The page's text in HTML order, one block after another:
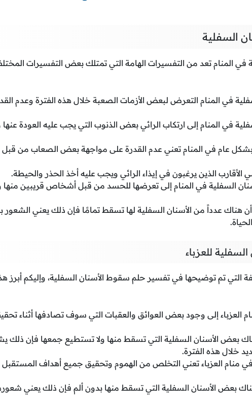
السفلية
المنام تعد من التفسيرات الهامة التي تمتلك بعض التفسيرات
في المنام التعرض لبعض الأزمات الصعبة خلال هذه الفترة وعدم
في المنام إلى ارتكاب الرائي بعض الذنوب التي يجب عليه العودة
عام في المنام تعني عدم القدرة على مواجهة بعض الصعاب من قبل
الأقارب الذين يرغبون في إيذاء الرائي ويجب عليه أخذ الحذر والحيطة.
السفلية في المنام إلى تعرضها للحسد من قبل أشخاص قريبين
أن هناك عدداً من الأسنان السفلية لها تسقط تمامًا فإن ذلك يعني الشعور
للعزباء
التي تم توضيحها في تفسير حلم سقوط الأسنان السفلية، وإليكم أبرز
العزباء إلى وجود بعض العوائق والعقبات التي سوف تصادفها أثناء
هناك بعض الأسنان السفلية التي تسقط منها ولا تستطيع جمعها فإن ذلك
خلال هذه الفترة.
منام العزباء تعني التخلص من الهموم وتحقيق جميع أهداف المستقبل
هناك بعض الأسنان السفلية التي تسقط منها بدون ألم فإن ذلك يعني